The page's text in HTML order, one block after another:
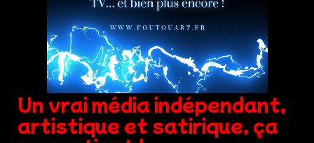
Un vrai média indépendant,
artistique et satirique, ça